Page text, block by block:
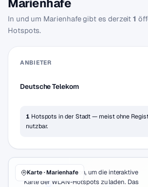
Marienhafe
In und um Marienhafe gibt es derzeit1
Hotspots.
ANBIETER
Deutsche Telekom
1 Hotspots in der Stadt — meist ohne
nutzbar.
Klicke auf den Button, um die interaktive
Karte der WLAN-Hotspots zu laden. Das
Karte · Marienhafe